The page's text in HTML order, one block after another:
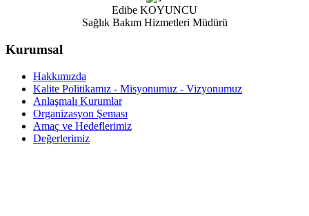
Edibe KOYUNCU
Sağlık Bakım Hizmetleri Müdürü
Kurumsal
Hakkımızda
Kalite Politikamız - Misyonumuz - Vizyonumuz
Anlaşmalı Kurumlar
Organizasyon Şeması
Amaç ve Hedeflerimiz
Değerlerimiz